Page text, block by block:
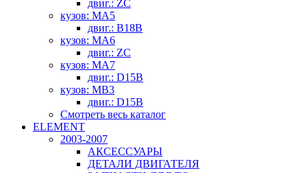
двиг.: ZC
кузов: MA5
двиг.: B18B
кузов: MA6
двиг.: ZC
кузов: MA7
двиг.: D15B
кузов: MB3
двиг.: D15B
Смотреть весь каталог
ELEMENT
2003-2007
АКСЕССУАРЫ
ДЕТАЛИ ДВИГАТЕЛЯ